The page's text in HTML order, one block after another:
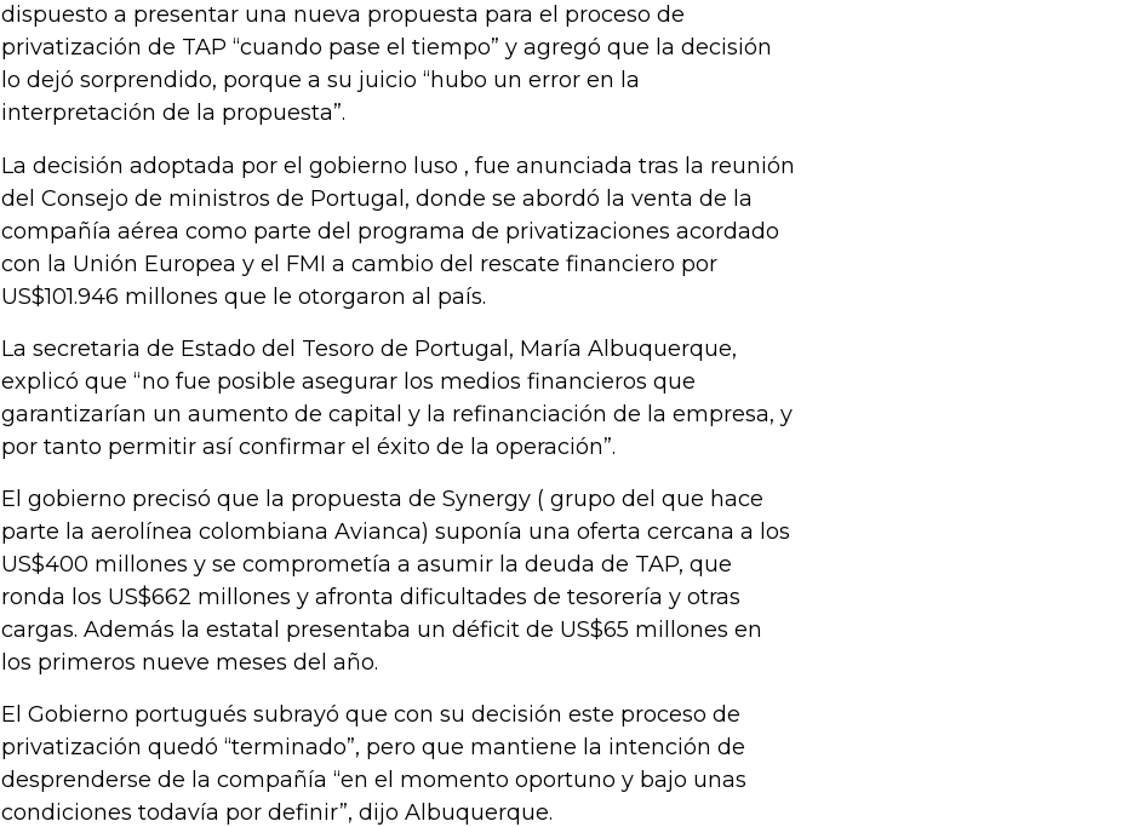
dispuesto a presentar una nueva propuesta para el proceso de
privatización de TAP “cuando pase el tiempo” y agregó que la decisión
lo dejó sorprendido, porque a su juicio “hubo un error en la
interpretación de la propuesta”.
La decisión adoptada por el gobierno luso , fue anunciada tras la reunión
del Consejo de ministros de Portugal, donde se abordó la venta de la
compañía aérea como parte del programa de privatizaciones acordado
con la Unión Europea y el FMI a cambio del rescate financiero por
US$101.946 millones que le otorgaron al país.
La secretaria de Estado del Tesoro de Portugal, María Albuquerque,
explicó que “no fue posible asegurar los medios financieros que
garantizarían un aumento de capital y la refinanciación de la empresa, y
por tanto permitir así confirmar el éxito de la operación”.
El gobierno precisó que la propuesta de Synergy ( grupo del que hace
parte la aerolínea colombiana Avianca) suponía una oferta cercana a los
US$400 millones y se comprometía a asumir la deuda de TAP, que
ronda los US$662 millones y afronta dificultades de tesorería y otras
cargas. Además la estatal presentaba un déficit de US$65 millones en
los primeros nueve meses del año.
El Gobierno portugués subrayó que con su decisión este proceso de
privatización quedó “terminado”, pero que mantiene la intención de
desprenderse de la compañía “en el momento oportuno y bajo unas
condiciones todavía por definir”, dijo Albuquerque.